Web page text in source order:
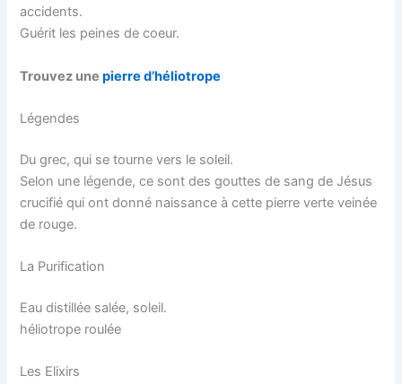
accidents.
Guérit les peines de coeur.
Trouvez unepierre d’héliotrope
Légendes
Du grec, qui se tourne vers le soleil.
Selon une légende, ce sont des gouttes de sang de Jésus
crucifié qui ont donné naissance à cette pierre verte veinée
de rouge.
La Purification
Eau distillée salée, soleil.
héliotrope roulée
Les Elixirs